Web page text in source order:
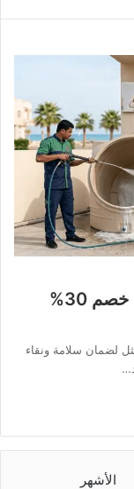
شركة تنظيف خزانات برجال ألمع | خصم 30%
لضمان سلامة ونقاء
الأشهر